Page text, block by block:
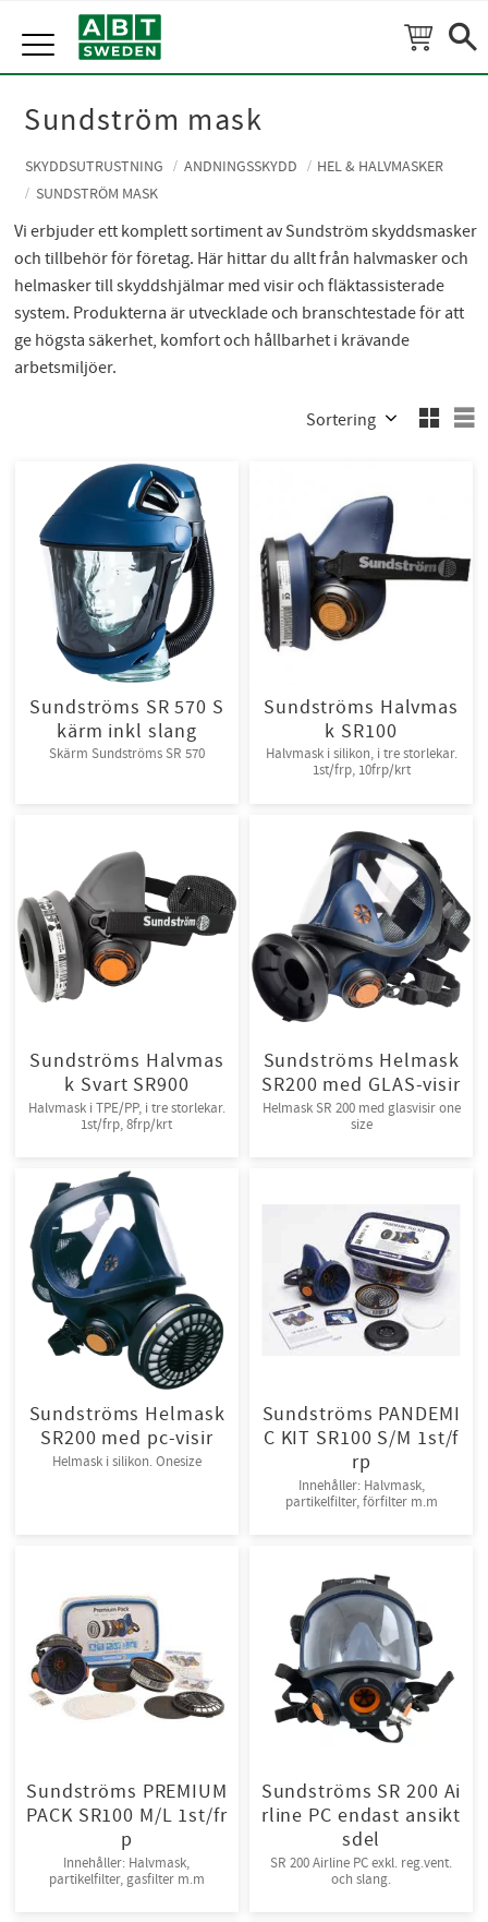
Meny
Sundström mask
SKYDDSUTRUSTNING ANDNINGSSKYDD
HEL & HALVMASKER
SUNDSTRÖM MASK
Vi erbjuder ett komplett sortiment av Sundström skyddsmasker
och tillbehör för företag. Här hittar du allt från halvmasker och
helmasker till skyddshjälmar med visir och fläktassisterade
system. Produkterna är utvecklade och branschtestade för att
ge högsta säkerhet, komfort och hållbarhet i krävande
arbetsmiljöer.
Välj sortering
Sundströms SR 570 S
kärm inkl slang
Skärm Sundströms SR 570
Sundströms Halvmas
k SR100
Halvmask i silikon, i tre storlekar.
1st/frp, 10frp/krt
Sundströms Halvmas
k Svart SR900
Halvmask i TPE/PP, i tre storlekar.
1st/frp, 8frp/krt
Sundströms Helmask
SR200 med GLAS-visir
Helmask SR 200 med glasvisir one
size
Sundströms Helmask
SR200 med pc-visir
Helmask i silikon. Onesize
Sundströms PANDEMI
C KIT SR100 S/M 1st/f
rp
Innehåller: Halvmask,
partikelfilter, förfilter m.m
Sundströms PREMIUM
PACK SR100 M/L 1st/fr
p
Innehåller: Halvmask,
partikelfilter, gasfilter m.m
Sundströms SR 200 Ai
rline PC endast ansikt
sdel
SR 200 Airline PC exkl. reg.vent.
och slang.